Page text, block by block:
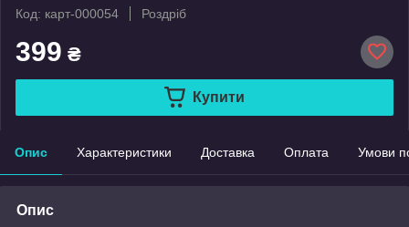
Код: карт-000054
Роздріб
399 ₴
Купити
Опис Характеристики Доставка Оплата Умови
Опис